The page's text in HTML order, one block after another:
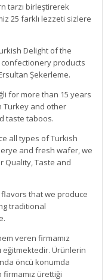
tarzı birleştirerek
25 farklı lezzeti sizlere
Delight of the
products
Şekerleme.
for more than 15 years
Turkey and other
taste taboos.
all types of Turkish
and fresh wafer, we
Quality, Taste and
that we produce
traditional
veren firmamız
eğitmektedir. Ürünlerin
öncü konumda
ürettiği